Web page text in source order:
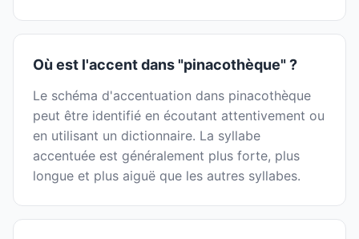
Où est l'accent dans "pinacothèque" ?
Le schéma d'accentuation dans pinacothèque
peut être identifié en écoutant attentivement ou
en utilisant un dictionnaire. La syllabe
accentuée est généralement plus forte, plus
longue et plus aiguë que les autres syllabes.